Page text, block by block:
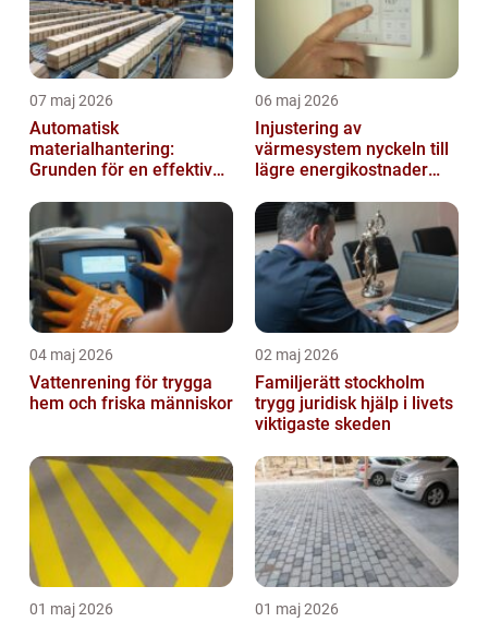
07 maj 2026
Automatisk
materialhantering:
Grunden för en effektiv
06 maj 2026
Injustering av
värmesystem nyckeln till
lägre energikostnader
inomhusklimat
04 maj 2026
Vattenrening för trygga
hem och friska människor
02 maj 2026
Familjerätt stockholm
trygg juridisk hjälp i livets
viktigaste skeden
01 maj 2026 01 maj 2026